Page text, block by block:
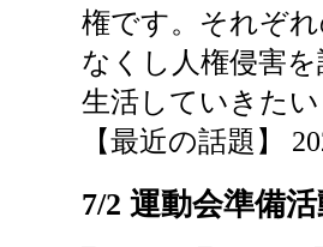
権です。それぞ
なくし人権侵害
生活していきた
【最近の話題】
7/2 運動会準備